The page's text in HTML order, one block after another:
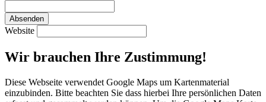
Absenden
Website
Wir brauchen Ihre Zustimmung!
Diese Webseite verwendet Google Maps um Kartenmaterial
einzubinden. Bitte beachten Sie dass hierbei Ihre persönlichen Daten